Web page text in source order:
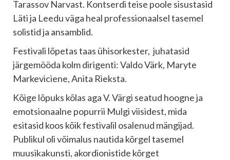
Tarassov Narvast. Kontserdi teise poole sisustasid
Läti ja Leedu väga heal professionaalsel tasemel
solistid ja ansamblid.
Festivali lõpetas taas ühisorkester, juhatasid
järgemööda kolm dirigenti: Valdo Värk, Maryte
Markeviciene, Anita Rieksta.
Kõige lõpuks kõlas aga V. Värgi seatud hoogne ja
emotsionaalne popurrii Mulgi viisidest, mida
esitasid koos kõik festivalil osalenud mängijad.
Publikul oli võimalus nautida kõrgel tasemel
muusikakunsti, akordionistide kõrget